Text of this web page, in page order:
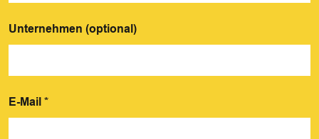
Unternehmen (optional)
E-Mail *